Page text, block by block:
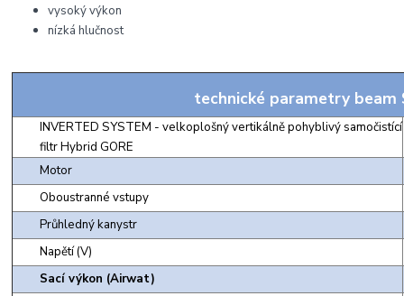
vysoký výkon
nízká hlučnost
technické parametry beam
INVERTED SYSTEM - velkoplošný vertikálně pohyblivý samočistící
filtr Hybrid GORE
Motor
Oboustranné vstupy
Průhledný kanystr
Napětí (V)
Sací výkon (Airwat)